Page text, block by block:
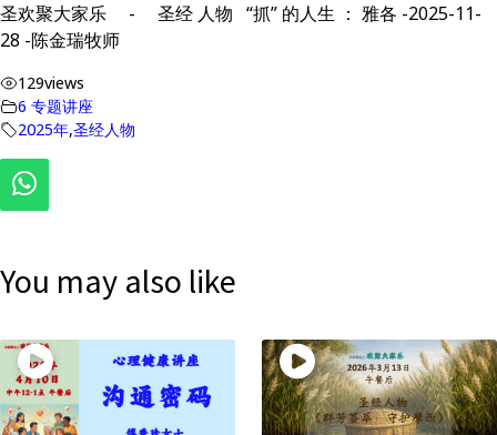
圣欢聚大家乐 - 圣经 人物 “抓” 的人生 ： 雅各 -2025-11-
28 -陈金瑞牧师
129views
6 专题讲座
2025年,圣经人物
You may also like